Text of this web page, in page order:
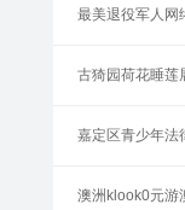
最美退役军人网
古猗园荷花睡莲
嘉定区青少年法
澳洲klook0元游